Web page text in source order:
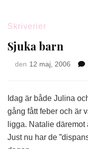
Skriverier
Sjuka barn
den 12 maj, 2006
Idag är både Julina
gång fått feber och är
ligga. Natalie
Just nu har de